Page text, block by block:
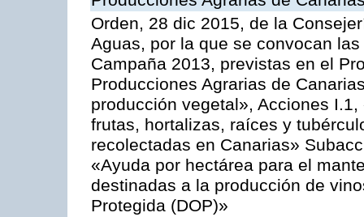
Orden, 28 dic 2015, de la
Aguas, por la que se convocan
Campaña 2013, previstas en el
Producciones Agrarias de
producción vegetal», Acciones
frutas, hortalizas, raíces y
recolectadas en Canarias»
«Ayuda por hectárea para el
destinadas a la producción de
Protegida (DOP)»